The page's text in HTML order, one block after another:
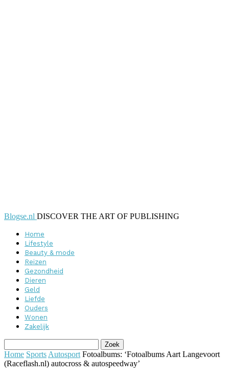
Blogse.nl DISCOVER THE ART OF PUBLISHING
Home
Lifestyle
Beauty & mode
Reizen
Gezondheid
Dieren
Geld
Liefde
Ouders
Wonen
Zakelijk
Home Sports Autosport Fotoalbums: ‘Fotoalbums Aart Langevoort
(Raceflash.nl) autocross & autospeedway’